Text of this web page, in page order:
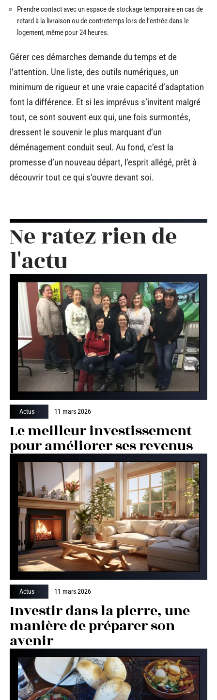
Prendre contact avec un espace de stockage temporaire en cas de
retard à la livraison ou de contretemps lors de l’entrée dans le
logement, même pour 24 heures.
Gérer ces démarches demande du temps et de
l’attention. Une liste, des outils numériques, un
minimum de rigueur et une vraie capacité d’adaptation
font la différence. Et si les imprévus s’invitent malgré
tout, ce sont souvent eux qui, une fois surmontés,
dressent le souvenir le plus marquant d’un
déménagement conduit seul. Au fond, c’est la
promesse d’un nouveau départ, l’esprit allégé, prêt à
découvrir tout ce qui s’ouvre devant soi.
Ne ratez rien de
l'actu
Actus 11 mars 2026
Le meilleur investissement
pour améliorer ses revenus
Actus 11 mars 2026
Investir dans la pierre, une
manière de préparer son
avenir